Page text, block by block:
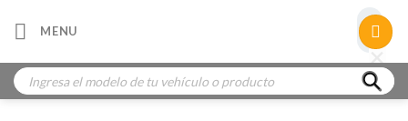
MENU
Búsqueda
de
productos
×
×
×